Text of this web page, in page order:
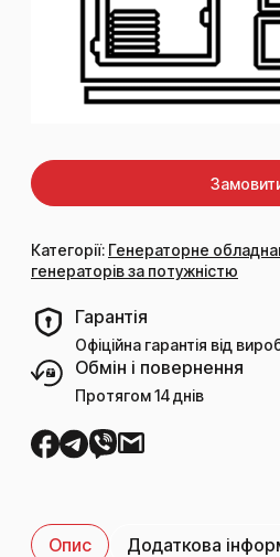
Категорії: Генераторне
генераторів за потужністю
Гарантія
Офіційна гарантія від
Обмін і повернення
Протягом 14 днів
Опис Додаткова